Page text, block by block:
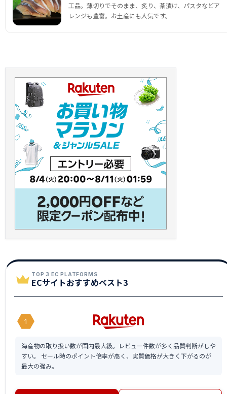
工品。薄切りでそのまま、炙り、茶漬け、パスタなどア
レンジも豊富。お土産にも人気です。
TOP 3 EC PLATFORMS
ECサイトおすすめベスト3
1
海産物の取り扱い数が国内最大級。レビュー件数が多く品質判断がしや
すい。 セール時のポイント倍率が高く、実質価格が大きく下がるのが
最大の強み。